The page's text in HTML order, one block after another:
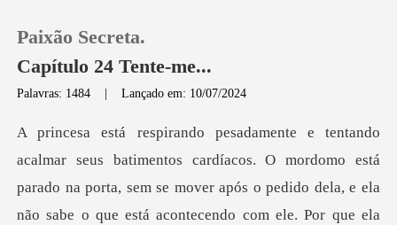
0
Paixão Secreta.
Capítulo 24 Tente-me...
Palavras: 1484 |Lançado em: 10/07/2024
tá
parado na porta, sem se mover após o pedido dela, e ela
não sabe o que está acontecendo com el